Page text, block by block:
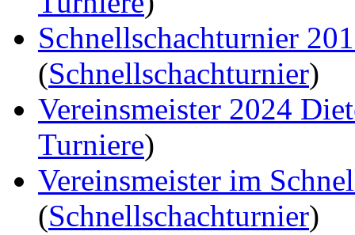
Schnellschachturnier
(Schnellschachturnier)
Vereinsmeister 2024
Turniere)
Vereinsmeister im
(Schnellschachturnier)